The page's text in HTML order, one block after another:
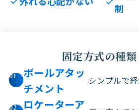
制
固定方式の種類
01
ボールアタッ
チメント
シンプルで
02
ロケーターア